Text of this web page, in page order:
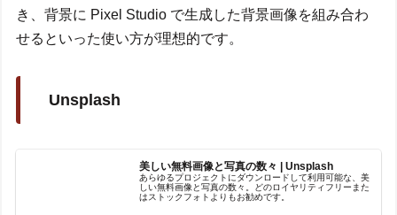
き、背景に Pixel Studio で生成した背景画像を組み合わ
せるといった使い方が理想的です。
Unsplash
美しい無料画像と写真の数々 | Unsplash
あらゆるプロジェクトにダウンロードして利用可能な、美
しい無料画像と写真の数々。どのロイヤリティフリーまた
はストックフォトよりもお勧めです。